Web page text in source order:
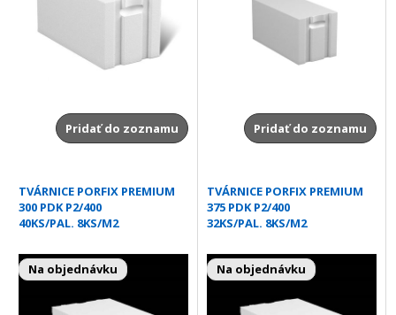
Pridať do zoznamu Pridať do zoznamu
TVÁRNICE PORFIX PREMIUM
300 PDK P2/400
40KS/PAL. 8KS/M2
Na objednávku
TVÁRNICE PORFIX PREMIUM
375 PDK P2/400
32KS/PAL. 8KS/M2
Na objednávku